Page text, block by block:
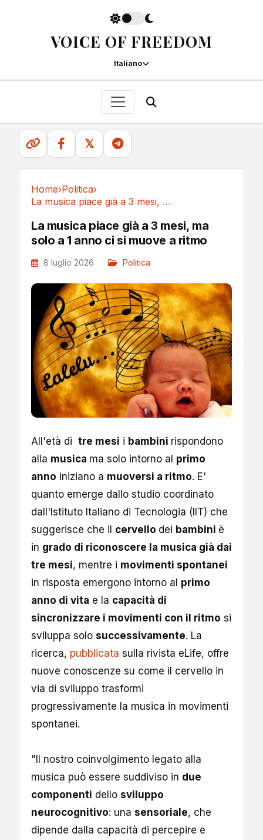
VOICE OF FREEDOM
Italiano
𝕏
Home›Politica›
La musica piace già a 3 mesi, ma solo a 1 anno...
La musica piace già a 3 mesi, ma
solo a 1 anno ci si muove a ritmo
8 luglio 2026 Politica
All'età di tre mesi i bambini rispondono
alla musica ma solo intorno al primo
anno iniziano a muoversi a ritmo. E'
quanto emerge dallo studio coordinato
dall'Istituto Italiano di Tecnologia (IIT) che
suggerisce che il cervello dei bambini è
in grado di riconoscere la musica già dai
tre mesi, mentre i movimenti spontanei
in risposta emergono intorno al primo
anno di vita e la capacità di
sincronizzare i movimenti con il ritmo si
sviluppa solo successivamente. La
ricerca, pubblicata sulla rivista eLife, offre
nuove conoscenze su come il cervello in
via di sviluppo trasformi
progressivamente la musica in movimenti
spontanei.
"Il nostro coinvolgimento legato alla
musica può essere suddiviso in due
componenti dello sviluppo
neurocognitivo: una sensoriale, che
dipende dalla capacità di percepire e